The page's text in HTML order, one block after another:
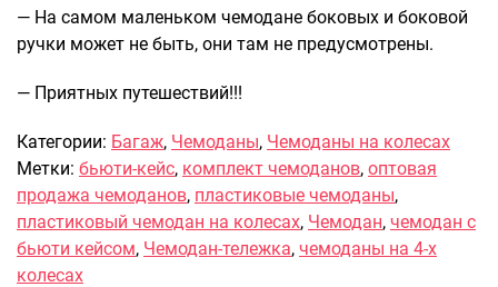
— На самом маленьком чемодане боковых и боковой
ручки может не быть, они там не предусмотрены.
— Приятных путешествий!!!
Категории: Багаж, Чемоданы, Чемоданы на колесах
Метки: бьюти-кейс, комплект чемоданов, оптовая
продажа чемоданов, пластиковые чемоданы,
пластиковый чемодан на колесах, Чемодан, чемодан с
бьюти кейсом, Чемодан-тележка, чемоданы на 4-х
колесах